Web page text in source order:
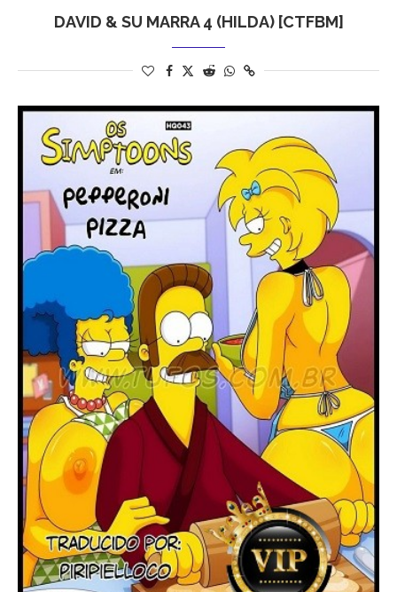
DAVID & SU MARRA 4 (HILDA) [CTFBM]